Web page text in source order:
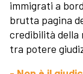
immigrati a
brutta pagina
credibilità della
tra potere